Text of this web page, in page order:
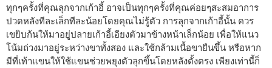
ทุกๆครั้งที่คุณลุกจากเก้าอี้ อาจเป็นทุกๆครั้งที่คุณค่อยๆสะสมอาการ
ปวดหลังทีละเล็กทีละน้อยโดยคุณไม่รู้ตัว การลุกจากเก้าอี้นั้น ควร
เขยิบก้นให้มาอยู่ปลายเก้าอี้เอียงตัวมาข้างหน้าเล็กน้อย เพื่อให้แนว
โน้มถ่วงมาอยู่ระหว่างขาทั้งสอง และใช้กล้ามเนื้อขายืนขึ้น หรือหาก
มีที่เท้าแขนให้ใช้แขนช่วยพยุงตัวลุกขึ้นโดยหลังตั้งตรง เพียงเท่านี้ก็